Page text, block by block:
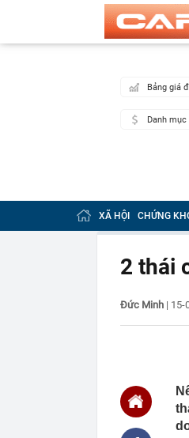
Bảng giá
Danh
XÃ HỘI CHỨNG
2 thái
Đức Minh | 15-